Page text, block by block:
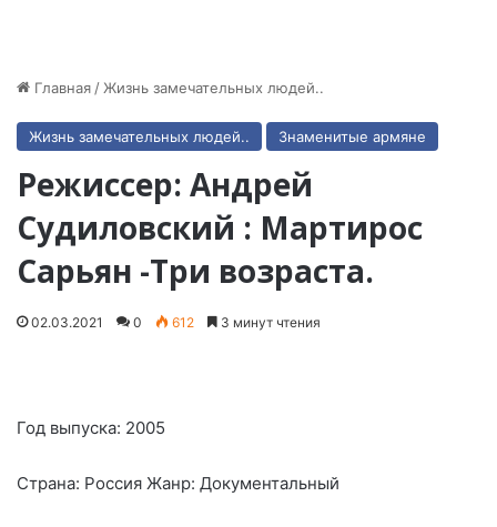
Главная / Жизнь замечательных людей..
Жизнь замечательных людей.. Знаменитые армяне
Режиссер: Андрей
Судиловский : Мартирос
Сарьян -Три возраста.
02.03.2021 0 612 3 минут чтения
Год выпуска: 2005
Страна: Россия Жанр: Документальный